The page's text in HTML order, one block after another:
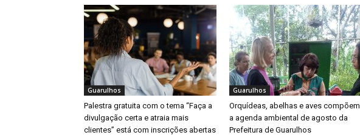
Guarulhos
Palestra gratuita com o tema “Faça a
divulgação certa e atraia mais
clientes” está com inscrições abertas
Guarulhos
Orquídeas, abelhas e aves compõem
a agenda ambiental de agosto da
Prefeitura de Guarulhos